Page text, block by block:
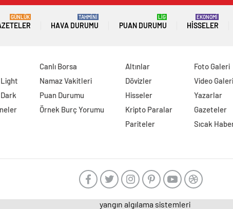
GÜNLÜK
HAVA DURUMU
TAHMİNİ
PUAN DURUMU
LİG
HISSELER
EKONOMİ
Light
Dark
Canlı Borsa
Namaz Vakitleri
Puan Durumu
Örnek Burç Yorumu
Altınlar
Dövizler
Hisseler
Kripto Paralar
Pariteler
Foto Galeri
Video Galeri
Yazarlar
Gazeteler
Sıcak
yangın algılama sistemleri